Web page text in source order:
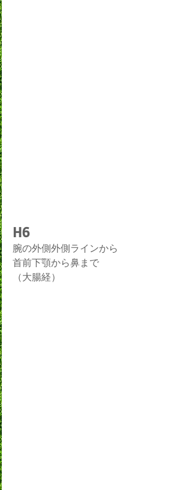
H6
腕の外側外側ラインから
首前下顎から鼻まで
（大腸経）